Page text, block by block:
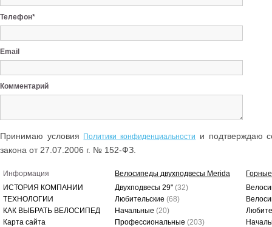
Телефон*
Email
Комментарий
Принимаю условия Политики конфиденциальности
и подтверждаю
закона от 27.07.2006 г. № 152-ФЗ.
Информация
ИСТОРИЯ КОМПАНИИ
ТЕХНОЛОГИИ
КАК ВЫБРАТЬ ВЕЛОСИПЕД
Карта сайта
Велосипеды двухподвесы Merida
Двухподвесы 29" (32)
Любительские (68)
Начальные (20)
Профессиональные (203)